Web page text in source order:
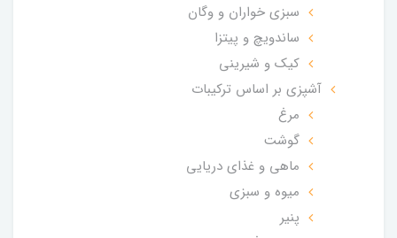
سبزی خواران و وگان
ساندویچ و پیتزا
کیک و شیرینی
آشپزی بر اساس ترکیبات
مرغ
گوشت
ماهی و غذای دریایی
میوه و سبزی
پنیر